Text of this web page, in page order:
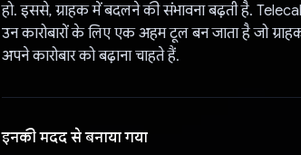
हो. इससे, ग्राहक में बदलने की संभावना बढ़ती है.
उन कारोबारों के लिए एक अहम टूल बन जाता है जो
अपने कारोबार को बढ़ाना चाहते हैं.
इनकी मदद से बनाया गया